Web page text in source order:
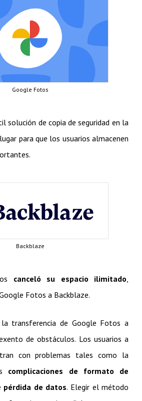
Google Fotos
solución de copia de seguridad en la
para que los usuarios almacenen
Backblaze
canceló su espacio ilimitado,
Fotos a Backblaze.
transferencia de Google Fotos a
de obstáculos. Los usuarios a
con problemas tales como la
complicaciones de formato de
pérdida de datos. Elegir el método